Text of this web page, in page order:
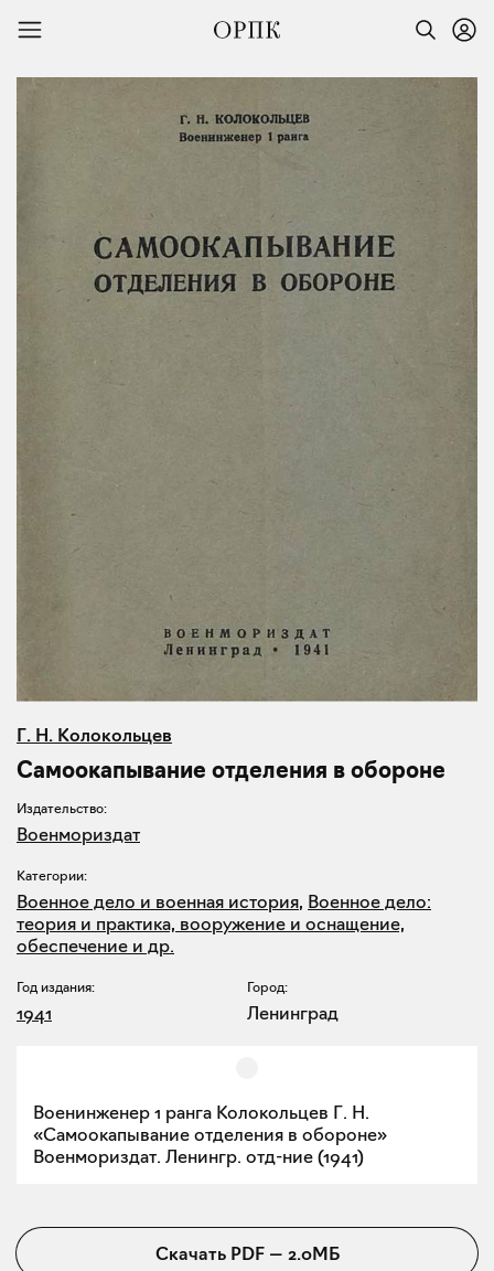
Г. Н. Колокольцев
Самоокапывание отделения в обороне
Издательство:
Военмориздат
Категории:
Военное дело и военная история, Военное дело:
теория и практика, вооружение и оснащение,
обеспечение и др.
Год издания:
1941
Город:
Ленинград
Военинженер 1 ранга Колокольцев Г. Н.
«Самоокапывание отделения в обороне»
Военмориздат. Ленингр. отд-ние (1941)
Скачать PDF— 2.0МБ